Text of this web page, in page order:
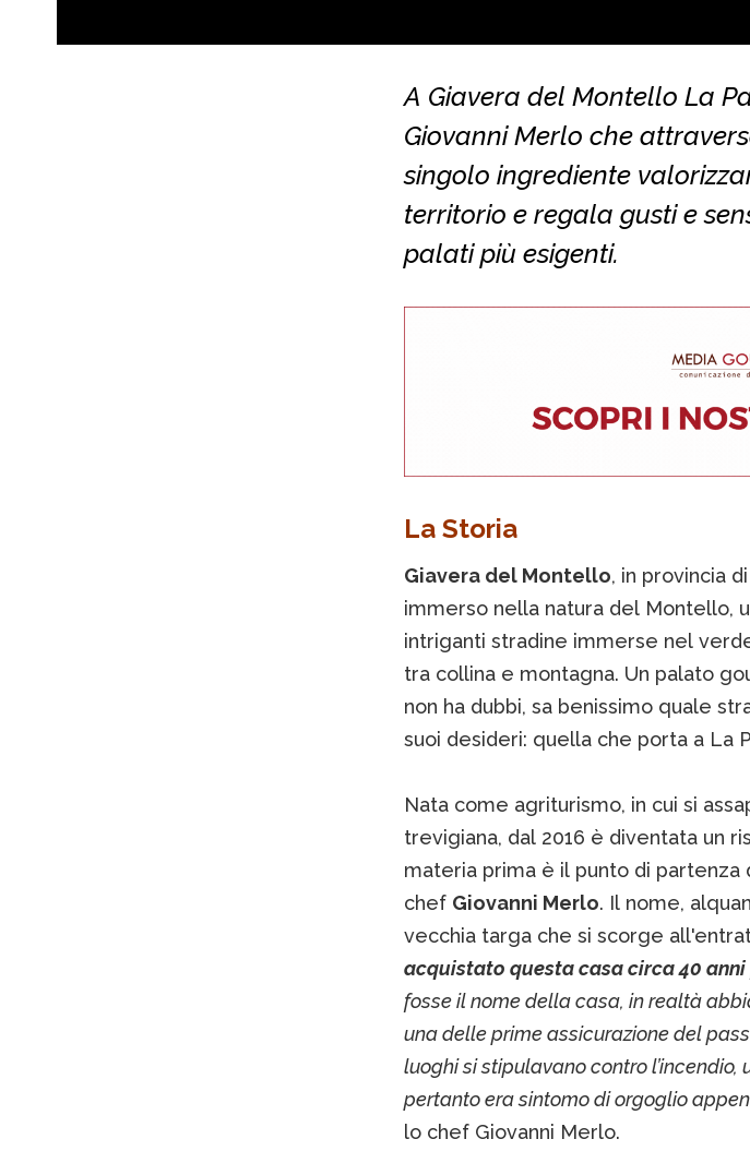
A Giavera del Montello La
Giovanni Merlo che
singolo ingrediente
territorio e regala gusti e
palati più esigenti.
La Storia
Giavera del Montello, in provincia di
immerso nella natura del Montello,
intriganti stradine immerse nel
tra collina e montagna. Un palato
non ha dubbi, sa benissimo quale
suoi desideri: quella che porta a La
Nata come agriturismo, in cui si
trevigiana, dal 2016 è diventata un
materia prima è il punto di
chef Giovanni Merlo. Il nome,
vecchia targa che si scorge
acquistato questa casa circa 40 anni
fosse il nome della casa, in realtà
una delle prime assicurazione del
luoghi si stipulavano contro
pertanto era sintomo di orgoglio
lo chef Giovanni Merlo.